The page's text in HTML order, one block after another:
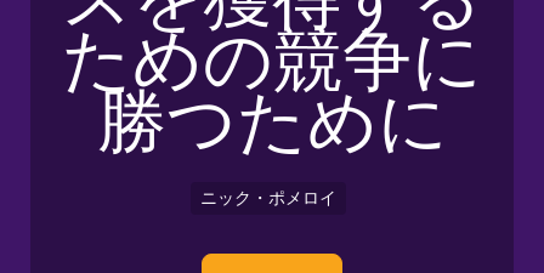
ための競争に
勝つために
ニック・ポメロイ